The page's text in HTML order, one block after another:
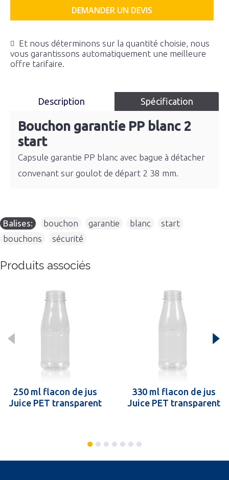
DEMANDER UN DEVIS
Et nous déterminons sur la quantité choisie, nous
vous garantissons automatiquement une meilleure
offre tarifaire.
Description Spécification
Bouchon garantie PP blanc 2
start
Capsule garantie PP blanc avec bague à détacher
convenant sur goulot de départ 2 38 mm.
Balises: bouchon garantie blanc start
bouchons
sécurité
Produits associés
250 ml flacon de jus
Juice PET transparent
330 ml flacon de jus
Juice PET transparent